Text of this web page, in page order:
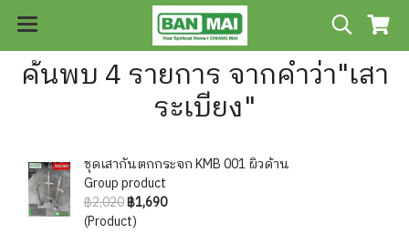
ค้นพบ 4 รายการ จากคำว่า"เสา
ระเบียง"
ชุดเสากันตกกระจก KMB 001 ผิวด้าน
Group product
฿2,020฿1,690
(Product)